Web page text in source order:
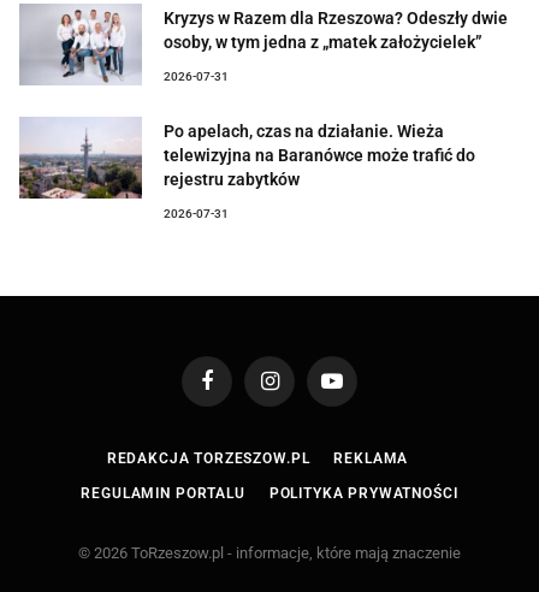
Kryzys w Razem dla Rzeszowa? Odeszły dwie
osoby, w tym jedna z „matek założycielek”
2026-07-31
Po apelach, czas na działanie. Wieża
telewizyjna na Baranówce może trafić do
rejestru zabytków
2026-07-31
FacebookInstagramYouTube
REDAKCJA TORZESZOW.PL REKLAMA
REGULAMIN PORTALU POLITYKA PRYWATNOŚCI
© 2026 ToRzeszow.pl - informacje, które mają znaczenie